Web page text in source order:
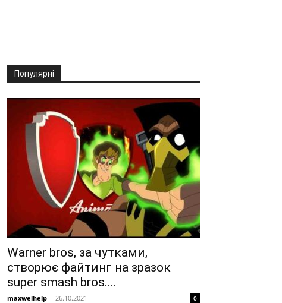
Популярні
Warner bros, за чутками,
створює файтинг на зразок
super smash bros....
maxwelhelp - 26.10.2021 0